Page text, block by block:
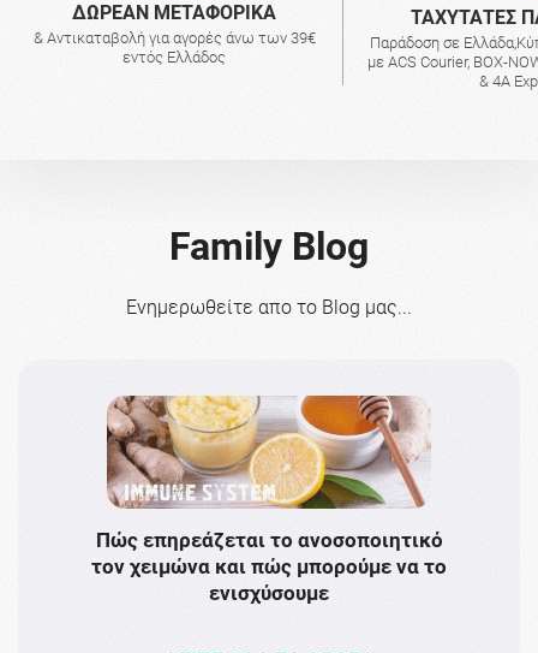
ΔΩΡΕΑΝ ΜΕΤΑΦΟΡΙΚΑ
& Αντικαταβολή για αγορές άνω των 39€
εντός Ελλάδος
ΤΑΧΥΤΑΤΕΣ
Παράδοση σε
με ACS Courier, BOX-
& 4A
Family Blog
Ενημερωθείτε απο το Blog μας...
Πώς επηρεάζεται το ανοσοποιητικό
τον χειμώνα και πώς μπορούμε να το
ενισχύσουμε